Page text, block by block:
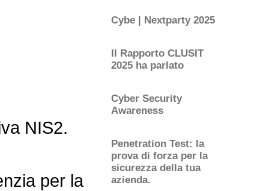
NIS2.
per la
Cybe | Nextparty 2025
Il Rapporto CLUSIT
2025 ha parlato
Cyber Security
Awareness
Penetration Test: la
prova di forza per la
sicurezza della tua
azienda.